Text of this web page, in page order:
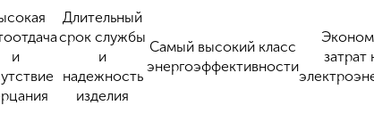
и
Длительный
срок службы
и
надежность
изделия
Самый высокий класс
энергоэффективности
затрат